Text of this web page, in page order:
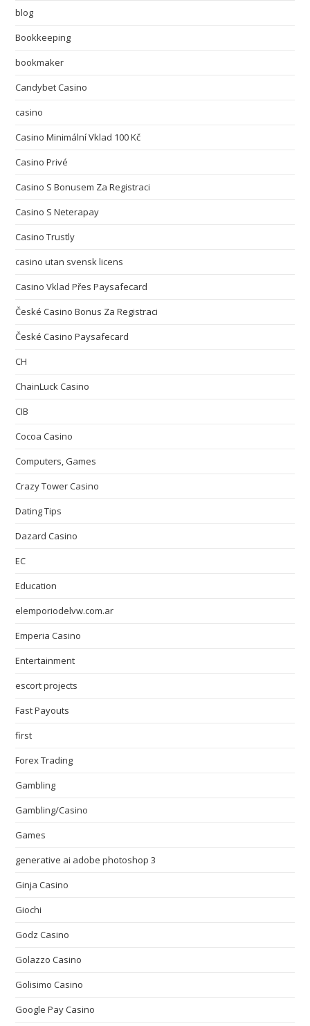
blog
Bookkeeping
bookmaker
Candybet Casino
casino
Casino Minimální Vklad 100 Kč
Casino Privé
Casino S Bonusem Za Registraci
Casino S Neterapay
Casino Trustly
casino utan svensk licens
Casino Vklad Přes Paysafecard
České Casino Bonus Za Registraci
České Casino Paysafecard
CH
ChainLuck Casino
CIB
Cocoa Casino
Computers, Games
Crazy Tower Сasino
Dating Tips
Dazard Casino
EC
Education
elemporiodelvw.com.ar
Emperia Casino
Entertainment
escort projects
Fast Payouts
first
Forex Trading
Gambling
Gambling/Casino
Games
generative ai adobe photoshop 3
Ginja Casino
Giochi
Godz Casino
Golazzo Casino
Golisimo Casino
Google Pay Casino